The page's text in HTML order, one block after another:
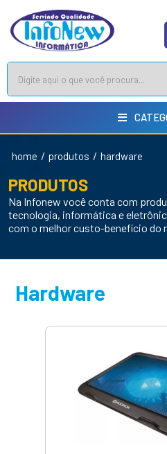
home / produtos / hardware
PRODUTOS
Na Infonew você conta com
tecnologia, informática e
com o melhor custo-benefício do
Hardware